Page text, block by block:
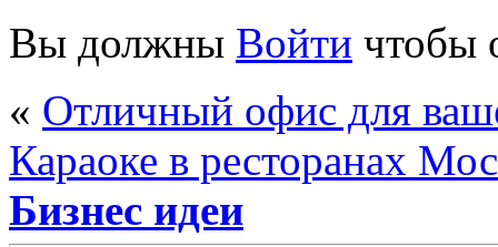
Вы должны Войти чтобы
« Отличный офис для
Караоке в ресторанах
Бизнес идеи